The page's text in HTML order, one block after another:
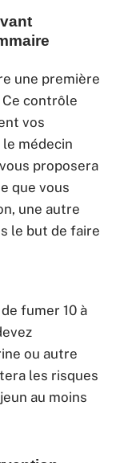
une première
contrôle
vos
médecin
proposera
que vous
une autre
le but de faire
fumer 10 à
ou autre
les risques
au moins